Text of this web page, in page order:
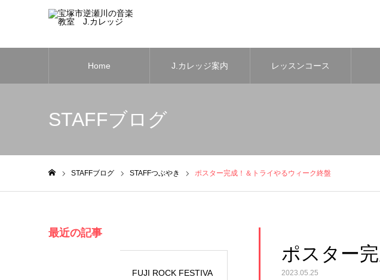
Home J.カレッジ案内 レッスンコース
STAFFブログ
STAFFブログ STAFFつぶやき ポスター完成！＆トライやるウィーク終盤
ポスター
2023.05.25
最近の記事
FUJI ROCK FESTIVA